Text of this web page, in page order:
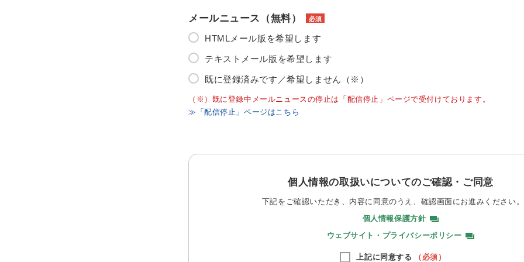
メールニュース（無料） 必須
HTMLメール版を希望します
テキストメール版を希望します
既に登録済みです／希望しません（※）
（※）既に登録中メールニュースの停止は「配信停止」ページで受付けております。
≫「配信停止」ページはこちら
個人情報の取扱いについてのご確認・ご同意
下記をご確認いただき、内容に同意のうえ、 確認画面にお進みください。
個人情報保護方針
ウェブサイト・プライバシーポリシー
上記に同意する （必須）